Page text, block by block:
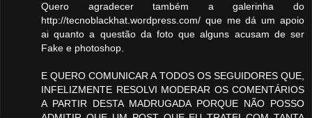
Quero agradecer também a galerinha do
http://tecnoblackhat.wordpress.com/ que me dá um apoio
ai quanto a questão da foto que alguns acusam de ser
Fake e photoshop.
E QUERO COMUNICAR A TODOS OS SEGUIDORES QUE,
INFELIZMENTE RESOLVI MODERAR OS COMENTÁRIOS
A PARTIR DESTA MADRUGADA PORQUE NÃO POSSO